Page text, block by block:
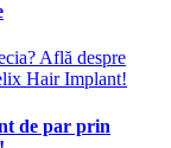
Află despre
Hair Implant!
de par prin